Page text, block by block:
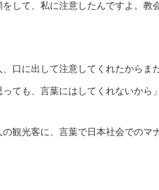
して、私に注意したんですよ。教
、口に出して注意してくれたから
ても、言葉にはしてくれないから」
の観光客に、言葉で日本社会でのマ